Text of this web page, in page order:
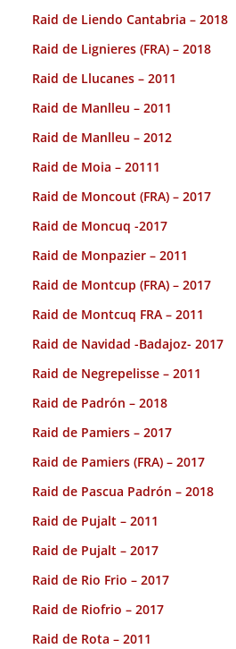
Raid de Liendo Cantabria – 2018
Raid de Lignieres (FRA) – 2018
Raid de Llucanes – 2011
Raid de Manlleu – 2011
Raid de Manlleu – 2012
Raid de Moia – 20111
Raid de Moncout (FRA) – 2017
Raid de Moncuq -2017
Raid de Monpazier – 2011
Raid de Montcup (FRA) – 2017
Raid de Montcuq FRA – 2011
Raid de Navidad -Badajoz- 2017
Raid de Negrepelisse – 2011
Raid de Padrón – 2018
Raid de Pamiers – 2017
Raid de Pamiers (FRA) – 2017
Raid de Pascua Padrón – 2018
Raid de Pujalt – 2011
Raid de Pujalt – 2017
Raid de Rio Frio – 2017
Raid de Riofrio – 2017
Raid de Rota – 2011